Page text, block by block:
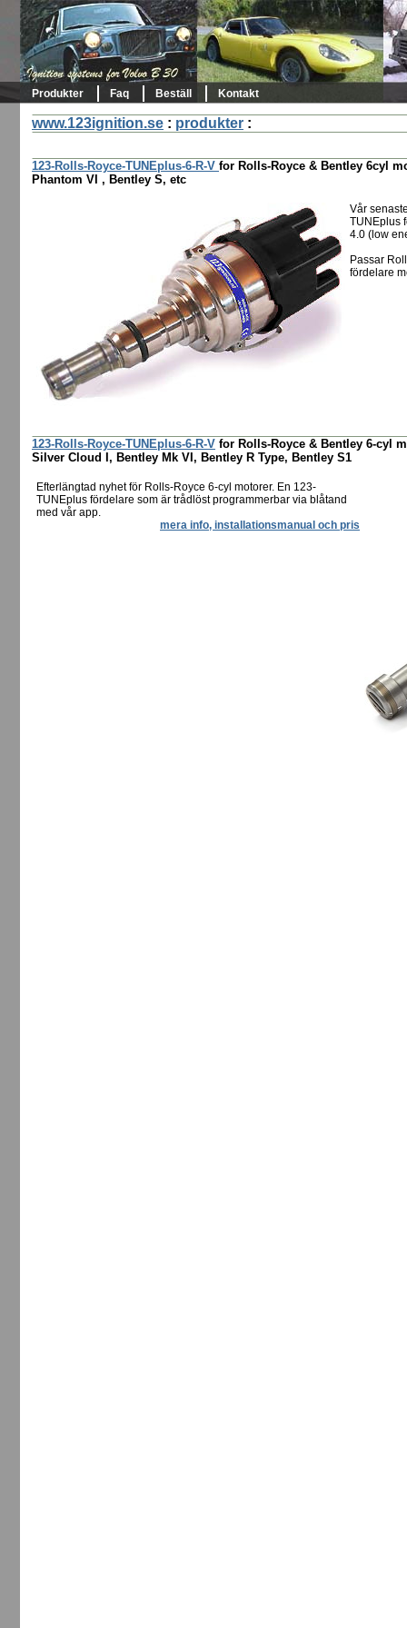
Produkter Faq Beställ Kontakt
www.123ignition.se : produkter :
123-Rolls-Royce-TUNEplus-6-R-V for Rolls-Royce & Bentley 6cyl
Phantom VI , Bentley S, etc
Vår
TUNEplus
4.0 (low
Passar
fördelare
123-Rolls-Royce-TUNEplus-6-R-V for Rolls-Royce & Bentley 6-cyl
Silver Cloud I, Bentley Mk VI, Bentley R Type, Bentley S1
Efterlängtad nyhet för Rolls-Royce 6-cyl motorer. En 123-
TUNEplus fördelare som är trådlöst programmerbar via blåtand
med vår app.
mera info, installationsmanual och pris